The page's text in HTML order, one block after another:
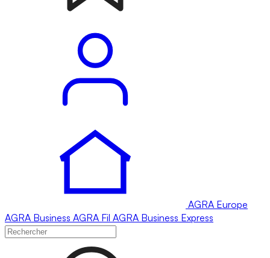
AGRA Europe
AGRA Business AGRA Fil AGRA Business Express